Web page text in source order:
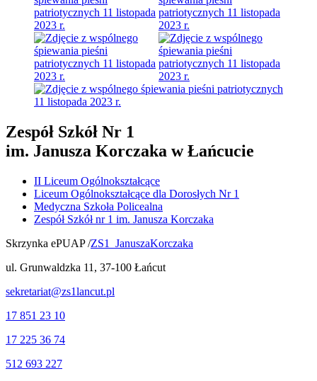
Zespół Szkół Nr 1
im. Janusza Korczaka w Łańcucie
II Liceum Ogólnokształcące
Liceum Ogólnokształcące dla Dorosłych Nr 1
Medyczna Szkoła Policealna
Zespół Szkół nr 1 im. Janusza Korczaka
Skrzynka ePUAP /ZS1_JanuszaKorczaka
ul. Grunwaldzka 11, 37-100 Łańcut
sekretariat@zs1lancut.pl
17 851 23 10
17 225 36 74
512 693 227